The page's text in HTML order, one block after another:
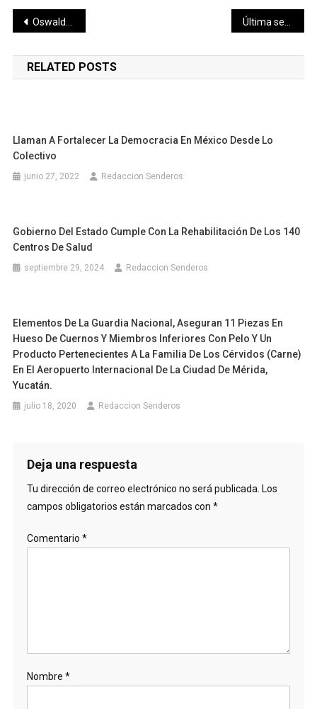
Navegación
de
entradas
Oswaldo Morejón es llamado este invierno como coach de los Mochis
RELATED POSTS
Llaman A Fortalecer La Democracia En México Desde Lo
Colectivo
junio 27, 2022 Redaccion Senderos
Gobierno Del Estado Cumple Con La Rehabilitación De Los 140
Centros De Salud
septiembre 29, 2024 Redaccion Senderos
Elementos De La Guardia Nacional, Aseguran 11 Piezas En
Hueso De Cuernos Y Miembros Inferiores Con Pelo Y Un
Producto Pertenecientes A La Familia De Los Cérvidos (carne)
En El Aeropuerto Internacional De La Ciudad De Mérida,
Yucatán.
julio 18, 2020 Redaccion Senderos
Deja una respuesta
Tu dirección de correo electrónico no será publicada. Los
campos obligatorios están marcados con *
Comentario *
Nombre *